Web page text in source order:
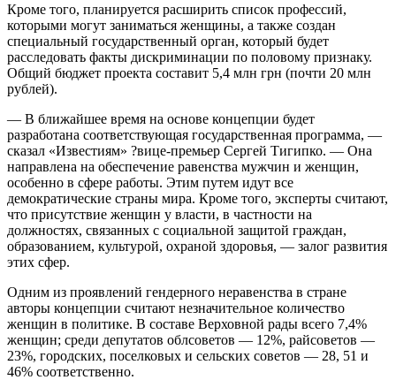
Кроме того, планируется расширить список профессий,
которыми могут заниматься женщины, а также создан
специальный государственный орган, который будет
расследовать факты дискриминации по половому признаку.
Общий бюджет проекта составит 5,4 млн грн (почти 20 млн
рублей).
— В ближайшее время на основе концепции будет
разработана соответствующая государственная программа, —
сказал «Известиям» ?вице-премьер Сергей Тигипко. — Она
направлена на обеспечение равенства мужчин и женщин,
особенно в сфере работы. Этим путем идут все
демократические страны мира. Кроме того, эксперты считают,
что присутствие женщин у власти, в частности на
должностях, связанных с социальной защитой граждан,
образованием, культурой, охраной здоровья, — залог развития
этих сфер.
Одним из проявлений гендерного неравенства в стране
авторы концепции считают незначительное количество
женщин в политике. В составе Верховной рады всего 7,4%
женщин; среди депутатов облсоветов — 12%, райсоветов —
23%, городских, поселковых и сельских советов — 28, 51 и
46% соответственно.